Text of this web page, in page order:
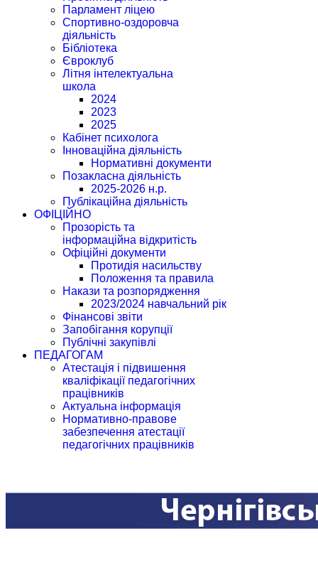
Парламент ліцею
Спортивно-оздоровча
діяльність
Бібліотека
Євроклуб
Літня інтелектуальна
школа
2024
2023
2025
Кабінет психолога
Інноваційна діяльність
Нормативні документи
Позакласна діяльність
2025-2026 н.р.
Публікаційна діяльність
ОФІЦІЙНО
Прозорість та
інформаційна відкритість
Офіційні документи
Протидія насильству
Положення та правила
Накази та розпорядження
2023/2024 навчальний рік
Фінансові звіти
Запобігання корупції
Публічні закупівлі
ПЕДАГОГАМ
Атестація і підвишення
кваліфікації педагогічних
працівників
Актуальна інформація
Нормативно-правове
забезпечення атестації
педагогічних працівників